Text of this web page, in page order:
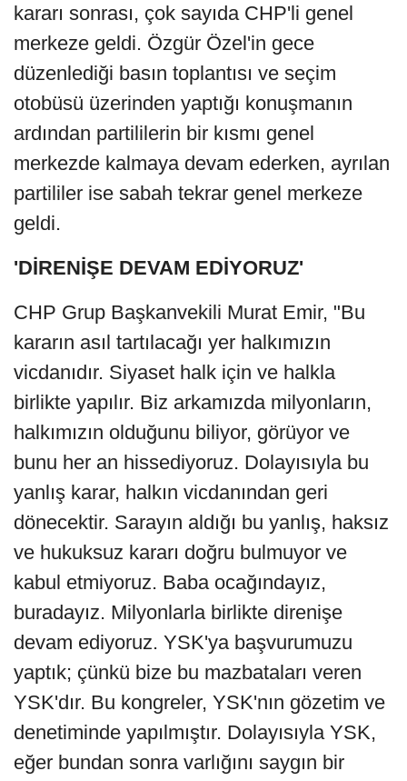
kararı sonrası, çok sayıda CHP'li genel
merkeze geldi. Özgür Özel'in gece
düzenlediği basın toplantısı ve seçim
otobüsü üzerinden yaptığı konuşmanın
ardından partililerin bir kısmı genel
merkezde kalmaya devam ederken, ayrılan
partililer ise sabah tekrar genel merkeze
geldi.
'DİRENİŞE DEVAM EDİYORUZ'
CHP Grup Başkanvekili Murat Emir, "Bu
kararın asıl tartılacağı yer halkımızın
vicdanıdır. Siyaset halk için ve halkla
birlikte yapılır. Biz arkamızda milyonların,
halkımızın olduğunu biliyor, görüyor ve
bunu her an hissediyoruz. Dolayısıyla bu
yanlış karar, halkın vicdanından geri
dönecektir. Sarayın aldığı bu yanlış, haksız
ve hukuksuz kararı doğru bulmuyor ve
kabul etmiyoruz. Baba ocağındayız,
buradayız. Milyonlarla birlikte direnişe
devam ediyoruz. YSK'ya başvurumuzu
yaptık; çünkü bize bu mazbataları veren
YSK'dır. Bu kongreler, YSK'nın gözetim ve
denetiminde yapılmıştır. Dolayısıyla YSK,
eğer bundan sonra varlığını saygın bir